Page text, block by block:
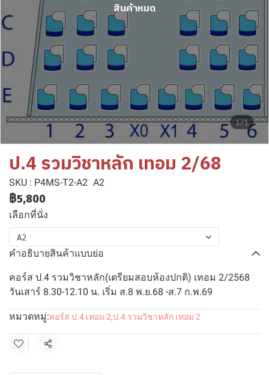
1/1
สินค้าหมด
ป.4 รวมวิชาหลัก เทอม 2/68
SKU : P4MS-T2-A2 A2
฿5,800
เลือกที่นั่ง
A2
คำอธิบายสินค้าแบบย่อ
คอร์ส ป.4 รวมวิชาหลัก(เตรียมสอบห้องปกติ) เทอม 2/2568
วันเสาร์ 8.30-12.10 น. เริ่ม ส.8 พ.ย.68 -ส.7 ก.พ.69
หมวดหมู่:คอร์ส ป.4 เทอม 2,ป.4 รวมวิชาหลัก เทอม 2
แชร์